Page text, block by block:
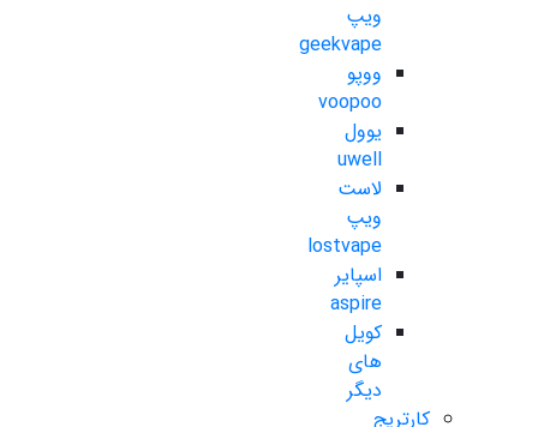
ویپ
geekvape
ووپو
voopoo
یوول
uwell
لاست
ویپ
lostvape
اسپایر
aspire
کویل
های
دیگر
کارتریج